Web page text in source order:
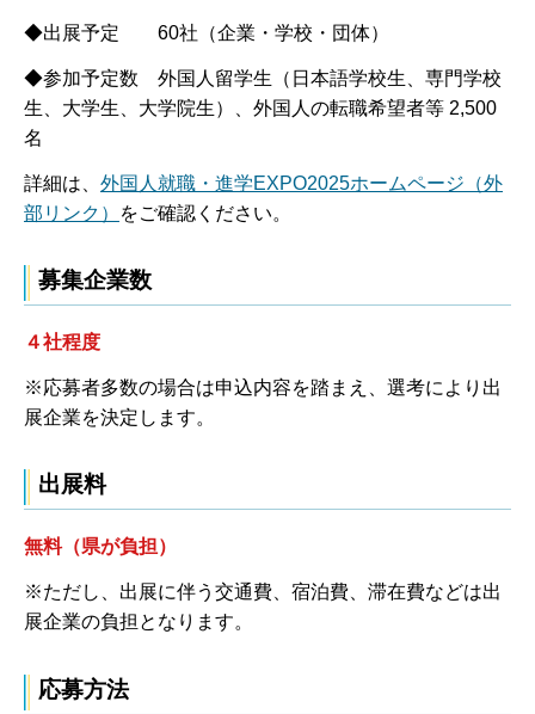
◆出展予定 60社（企業・学校・団体）
◆参加予定数 外国人留学生（日本語学校生、専門学校
生、大学生、大学院生）、外国人の転職希望者等 2,500
名
詳細は、 外国人就職・進学EXPO2025ホームページ（外
部リンク）
をご確認ください。
募集企業数
４社程度
※応募者多数の場合は申込内容を踏まえ、選考により出
展企業を決定します。
出展料
無料（県が負担）
※ただし、出展に伴う交通費、宿泊費、滞在費などは出
展企業の負担となります。
応募方法